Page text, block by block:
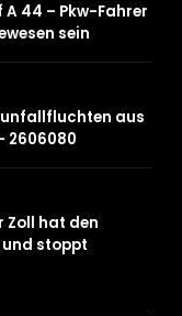
A 44 – Pkw-Fahrer
sein
aus
2606080
Zoll hat den
stoppt